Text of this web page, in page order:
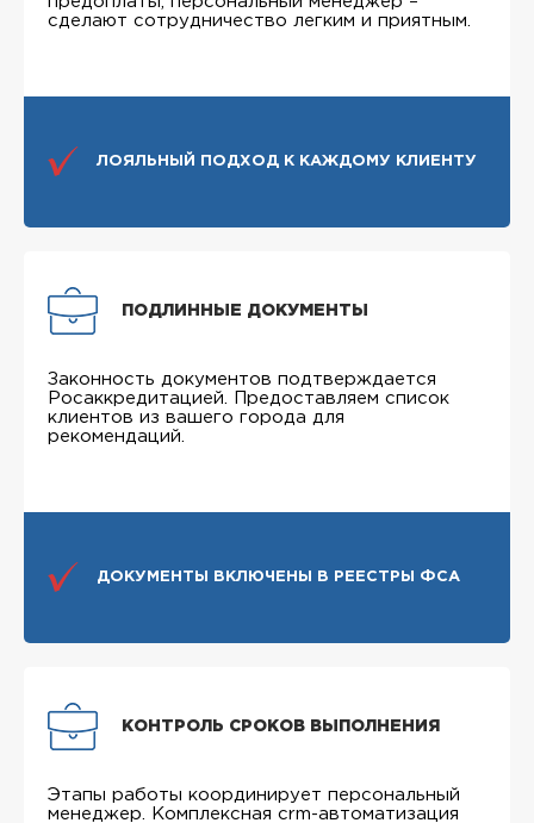
сделают сотрудничество легким и приятным.
ЛОЯЛЬНЫЙ ПОДХОД К КАЖДОМУ КЛИЕНТУ
ПОДЛИННЫЕ ДОКУМЕНТЫ
Законность документов подтверждается
Росаккредитацией. Предоставляем список
клиентов из вашего города для
рекомендаций.
ДОКУМЕНТЫ ВКЛЮЧЕНЫ В РЕЕСТРЫ ФСА
КОНТРОЛЬ СРОКОВ ВЫПОЛНЕНИЯ
Этапы работы координирует персональный
менеджер. Комплексная crm-автоматизация